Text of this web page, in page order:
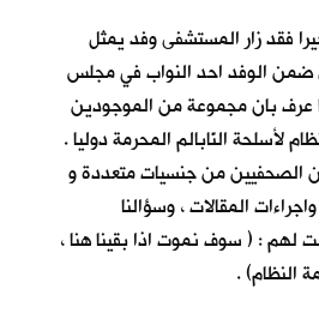
فقد زار المستشفى وفد يمثل
ضمن الوفد احد النواب في مجلس
عرف بان مجموعة من الموجودين
لأسلحة النّابالم المحرمة دوليا .
الصحفيين من جنسيات متعددة و
المقالات ، وسؤالنا
ُلهم : ( سوف نموت اذا بقينا هنا ،
النظام) .